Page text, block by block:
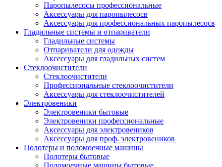
Паропылесосы профессиональные
Аксессуары для паропылесосв
Аксессуары для профессиональных паропылесосв
Гладильные системы и отпариватели
Гладильные системы
Отпариватели для одежды
Аксессуары для гладильных систем
Стеклоочистители
Стеклоочистители
Профессиональные стеклоочистители
Аксессуары для стеклоочистителей
Электровеники
Электровеники бытовые
Электровеники профессиональные
Аксессуары для электровеников
Аксессуары для проф. электровеников
Полотеры и поломоечные машины
Полотеры бытовые
Поломоечные машины бытовые